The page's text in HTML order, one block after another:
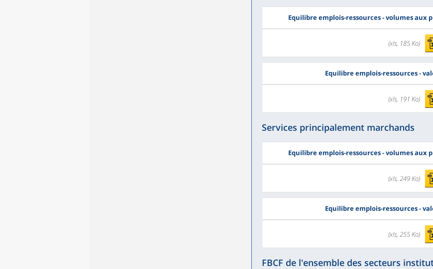
Equilibre emplois-ressources - volumes aux
(xls, 185 Ko)
Equilibre emplois-ressources -
(xls, 191 Ko)
Services principalement marchands
Equilibre emplois-ressources - volumes aux
(xls, 249 Ko)
Equilibre emplois-ressources -
(xls, 255 Ko)
FBCF de l'ensemble des secteurs